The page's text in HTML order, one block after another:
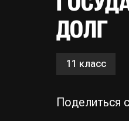
ДОЛГ
11 класс
Поделиться